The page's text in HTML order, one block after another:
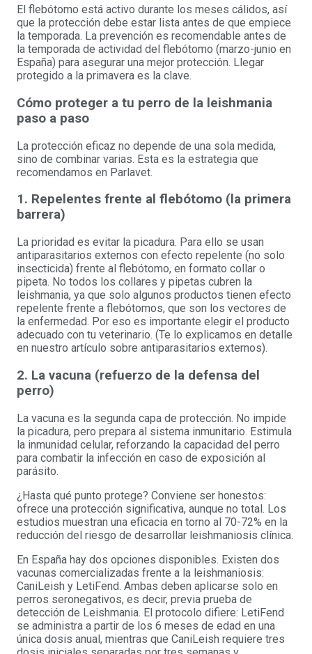
El flebótomo está activo durante los meses cálidos, así
que la protección debe estar lista antes de que empiece
la temporada. La prevención es recomendable antes de
la temporada de actividad del flebótomo (marzo-junio en
España) para asegurar una mejor protección. Llegar
protegido a la primavera es la clave.
Cómo proteger a tu perro de la leishmania
paso a paso
La protección eficaz no depende de una sola medida,
sino de combinar varias. Esta es la estrategia que
recomendamos en Parlavet.
1. Repelentes frente al flebótomo (la primera
barrera)
La prioridad es evitar la picadura. Para ello se usan
antiparasitarios externos con efecto repelente (no solo
insecticida) frente al flebótomo, en formato collar o
pipeta. No todos los collares y pipetas cubren la
leishmania, ya que solo algunos productos tienen efecto
repelente frente a flebótomos, que son los vectores de
la enfermedad. Por eso es importante elegir el producto
adecuado con tu veterinario. (Te lo explicamos en detalle
en nuestro artículo sobre antiparasitarios externos).
2. La vacuna (refuerzo de la defensa del
perro)
La vacuna es la segunda capa de protección. No impide
la picadura, pero prepara al sistema inmunitario. Estimula
la inmunidad celular, reforzando la capacidad del perro
para combatir la infección en caso de exposición al
parásito.
¿Hasta qué punto protege? Conviene ser honestos:
ofrece una protección significativa, aunque no total. Los
estudios muestran una eficacia en torno al 70-72% en la
reducción del riesgo de desarrollar leishmaniosis clínica.
En España hay dos opciones disponibles. Existen dos
vacunas comercializadas frente a la leishmaniosis:
CaniLeish y LetiFend. Ambas deben aplicarse solo en
perros seronegativos, es decir, previa prueba de
detección de Leishmania. El protocolo difiere: LetiFend
se administra a partir de los 6 meses de edad en una
única dosis anual, mientras que CaniLeish requiere tres